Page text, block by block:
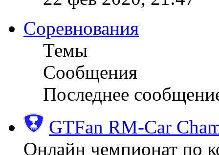
Соревнования
Темы
Сообщения
Последнее
GTFan RM-Car
Онлайн чемпионат по